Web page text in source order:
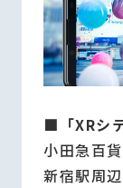
■「XRシ
小田急百
新宿駅周